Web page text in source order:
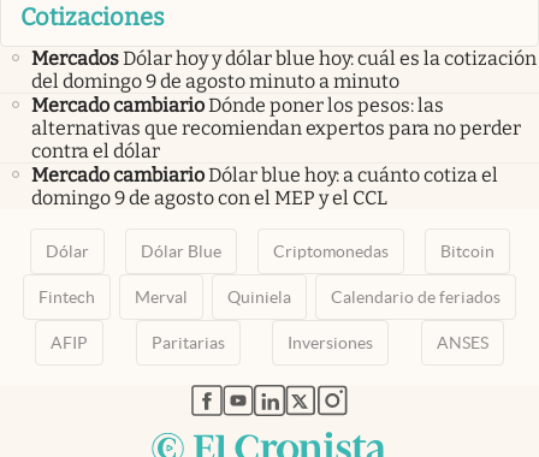
Cotizaciones
MercadosDólar hoy y dólar blue hoy: cuál es la cotización
del domingo 9 de agosto minuto a minuto
Mercado cambiarioDónde poner los pesos: las
alternativas que recomiendan expertos para no perder
contra el dólar
Mercado cambiarioDólar blue hoy: a cuánto cotiza el
domingo 9 de agosto con el MEP y el CCL
Dólar Dólar Blue Criptomonedas Bitcoin
Fintech Merval Quiniela Calendario de feriados
AFIP Paritarias Inversiones ANSES
abre en nueva pestaña
abre en nueva pestaña
abre en nueva pestaña
abre en nueva pestaña
abre en nueva pestaña